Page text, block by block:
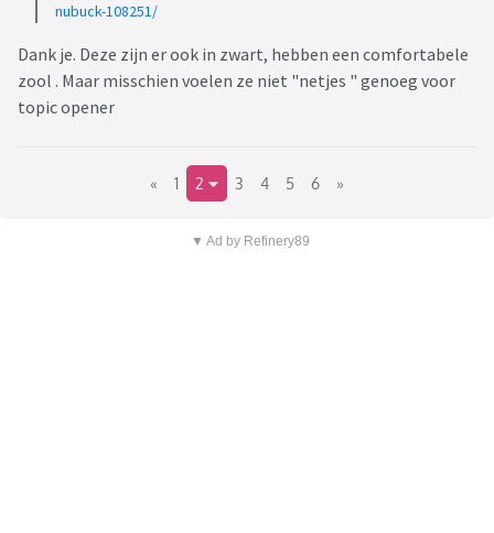
nubuck-108251/
Dank je. Deze zijn er ook in zwart, hebben een comfortabele
zool . Maar misschien voelen ze niet "netjes " genoeg voor
topic opener
« 1 2 3 4 5 6 »
▼ Ad by Refinery89